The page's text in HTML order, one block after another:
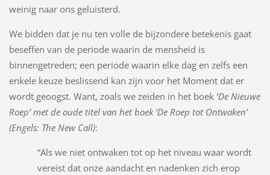
weinig naar ons geluisterd.
We bidden dat je nu ten volle de bijzondere betekenis gaat
beseffen van de periode waarin de mensheid is
binnengetreden; een periode waarin elke dag en zelfs een
enkele keuze beslissend kan zijn voor het Moment dat er
wordt geoogst. Want, zoals we zeiden in het boek ‘De Nieuwe
Roep’ met de oude titel van het boek ‘De Roep tot Ontwaken’
(Engels: The New Call):
“Als we niet ontwaken tot op het niveau waar wordt
vereist dat onze aandacht en nadenken zich erop